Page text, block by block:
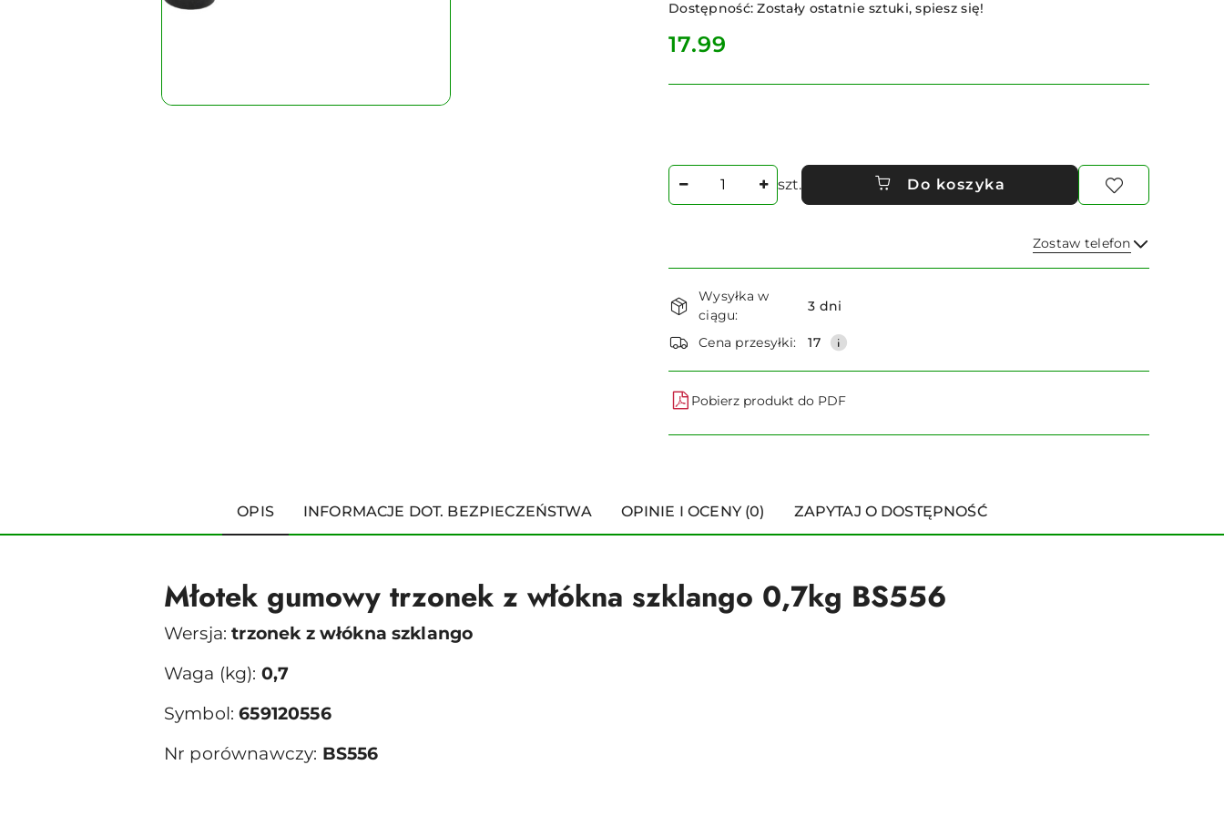
Dostępność:Zostały ostatnie sztuki, spiesz się!
cena:
17.99
Ilość
szt. Do koszyka
Zostaw telefon
Wyślij
Dostępność
i
dostawa
Wysyłka w
ciągu:
3 dni
Cena przesyłki: 17
Pobierz produkt do PDF
OPIS INFORMACJE DOT. BEZPIECZEŃSTWA OPINIE I OCENY (0) ZAPYTAJ O DOSTĘPNOŚĆ
Młotek gumowy trzonek z włókna szklango 0,7kg BS556
Wersja:trzonek z włókna szklango
Waga (kg): 0,7
Symbol:659120556
Nr porównawczy: BS556